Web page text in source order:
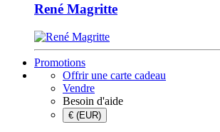
René Magritte
Promotions
Offrir une carte cadeau
Vendre
Besoin d'aide
€ (EUR)